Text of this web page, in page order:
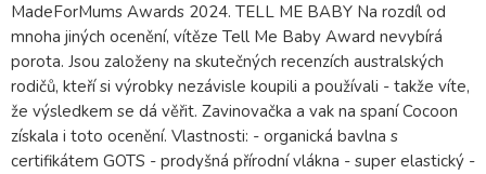
MadeForMums Awards 2024. TELL ME BABY Na rozdíl od
mnoha jiných ocenění, vítěze Tell Me Baby Award nevybírá
porota. Jsou založeny na skutečných recenzích australských
rodičů, kteří si výrobky nezávisle koupili a používali - takže víte,
že výsledkem se dá věřit. Zavinovačka a vak na spaní Cocoon
získala i toto ocenění. Vlastnosti: - organická bavlna s
certifikátem GOTS - prodyšná přírodní vlákna - super elastický -